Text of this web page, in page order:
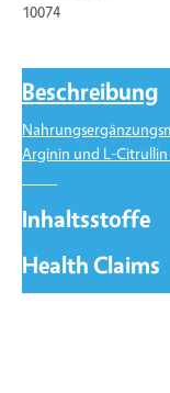
10074
Beschreibung
Arginin und L-Citrullin
Inhaltsstoffe
Health Claims